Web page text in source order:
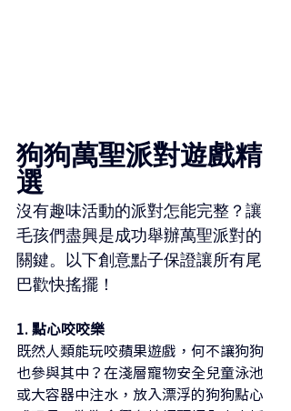
狗狗萬聖派對遊戲精
選
沒有趣味活動的派對怎能完整？讓
毛孩們盡興是成功舉辦萬聖派對的
關鍵。以下創意點子保證讓所有尾
巴歡快搖擺！
1. 點心咬咬樂
既然人類能玩咬蘋果遊戲，何不讓狗狗
也參與其中？在淺層寵物安全兒童泳池
或大容器中注水，放入漂浮的狗狗點心